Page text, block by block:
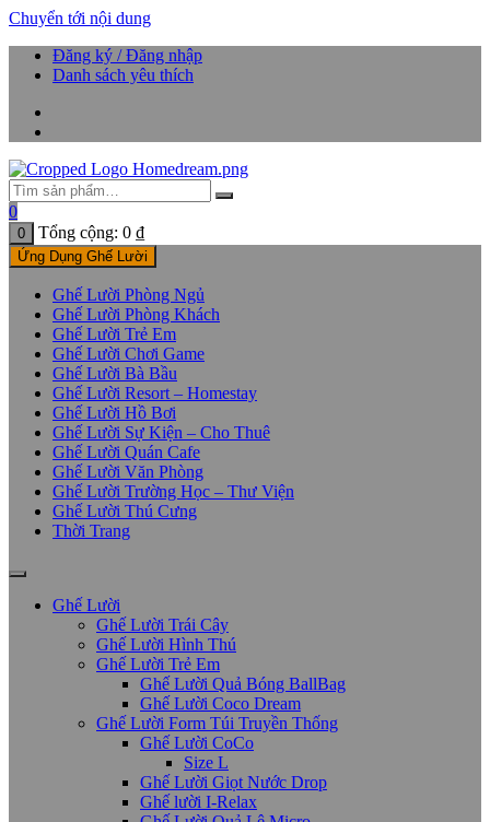
Chuyển tới nội dung
Đăng ký / Đăng nhập
Danh sách yêu thích
0
0 Tổng cộng: 0 ₫
Ứng Dụng Ghế Lười
Ghế Lười Phòng Ngủ
Ghế Lười Phòng Khách
Ghế Lười Trẻ Em
Ghế Lười Chơi Game
Ghế Lười Bà Bầu
Ghế Lười Resort – Homestay
Ghế Lười Hồ Bơi
Ghế Lười Sự Kiện – Cho Thuê
Ghế Lười Quán Cafe
Ghế Lười Văn Phòng
Ghế Lười Trường Học – Thư Viện
Ghế Lười Thú Cưng
Thời Trang
Ghế Lười
Ghế Lười Trái Cây
Ghế Lười Hình Thú
Ghế Lười Trẻ Em
Ghế Lười Quả Bóng BallBag
Ghế Lười Coco Dream
Ghế Lười Form Túi Truyền Thống
Ghế Lười CoCo
Size L
Ghế Lười Giọt Nước Drop
Ghế lười I-Relax